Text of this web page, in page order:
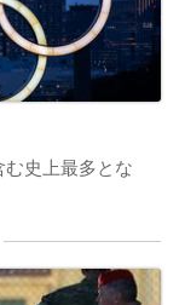
史上最多とな